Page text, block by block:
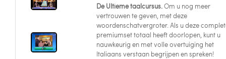
De Ultieme taalcursus.Om u nog meer
vertrouwen te geven, met deze
woordenschatvergroter. Als u deze
premiumset totaal heeft doorlopen, kunt u
nauwkeurig en met volle overtuiging het
Italiaans verstaan begrijpen en spreken!